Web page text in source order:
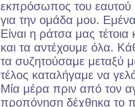
εκπρόσωπος του
για την ομάδα μου.
Είναι η ράτσα μας
και τα αντέχουμε όλα.
τα συζητούσαμε μεταξύ
τέλος καταλήγαμε να
Μία μέρα πριν από τον
προπόνηση δέχθηκα το